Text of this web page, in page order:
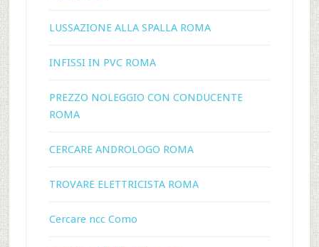
LUSSAZIONE ALLA SPALLA ROMA
INFISSI IN PVC ROMA
PREZZO NOLEGGIO CON CONDUCENTE
ROMA
CERCARE ANDROLOGO ROMA
TROVARE ELETTRICISTA ROMA
Cercare ncc Como